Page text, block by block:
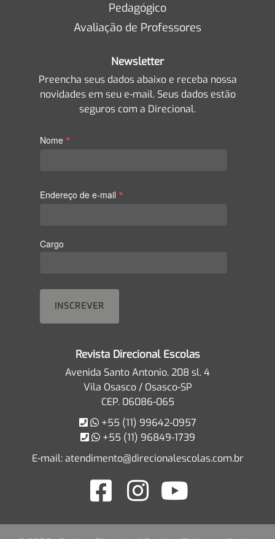
Pedagógico
Avaliação de Professores
Newsletter
Preencha seus dados abaixo e receba nossa
novidades em seu e-mail. Seus dados estão
seguros com a Direcional.
Nome *
Endereço de e-mail *
Cargo
Revista Direcional Escolas
Avenida Santo Antonio, 208 sl. 4
Vila Osasco / Osasco-SP
CEP. 06086-065
+55 (11) 99642-0957
+55 (11) 96849-1739
E-mail:atendimento@direcionalescolas.com.br